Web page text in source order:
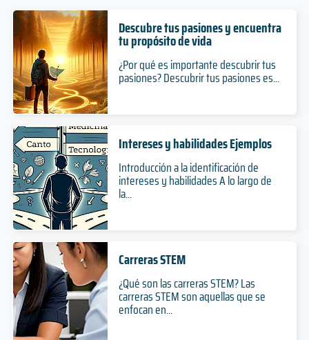
Descubre tus pasiones y encuentra
tu propósito de vida
¿Por qué es importante descubrir tus
pasiones? Descubrir tus pasiones es...
Intereses y habilidades Ejemplos
Introducción a la identificación de
intereses y habilidades A lo largo de
la...
Carreras STEM
¿Qué son las carreras STEM? Las
carreras STEM son aquellas que se
enfocan en...